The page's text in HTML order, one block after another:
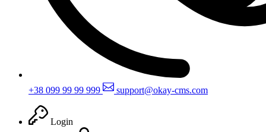
+38 099 99 99 999 support@okay-cms.com
Login